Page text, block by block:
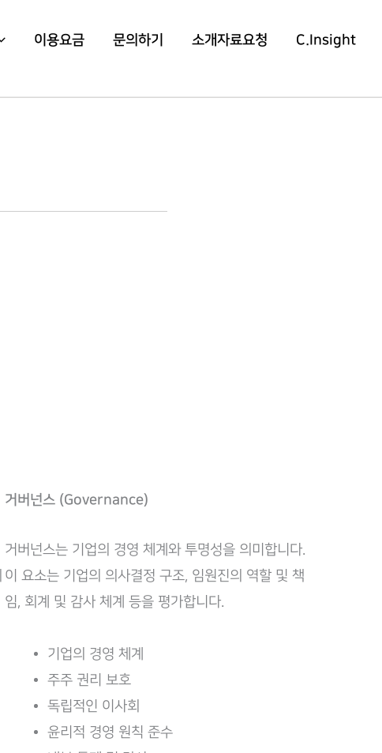
이용요금 문의하기 소개자료요청 C.Insight
거버넌스 (Governance)
거버넌스는 기업의 경영 체계와 투명성을 의미합니다.
이 요소는 기업의 의사결정 구조, 임원진의 역할 및 책
임, 회계 및 감사 체계 등을 평가합니다.
기업의 경영 체계
주주 권리 보호
독립적인 이사회
윤리적 경영 원칙 준수